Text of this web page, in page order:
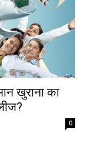
खुराना का
0